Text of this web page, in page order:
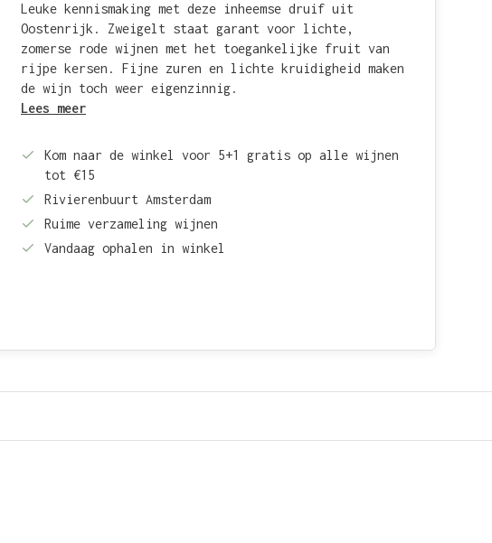
Leuke kennismaking met deze inheemse druif uit
Oostenrijk. Zweigelt staat garant voor lichte,
zomerse rode wijnen met het toegankelijke fruit van
rijpe kersen. Fijne zuren en lichte kruidigheid maken
de wijn toch weer eigenzinnig.
Lees meer
Kom naar de winkel voor 5+1 gratis op alle wijnen
tot €15
Rivierenbuurt Amsterdam
Ruime verzameling wijnen
Vandaag ophalen in winkel